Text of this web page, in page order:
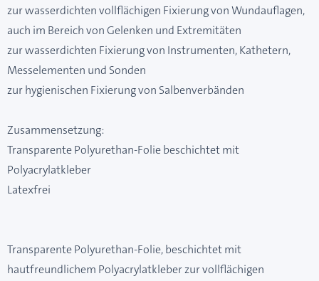
zur wasserdichten vollflächigen Fixierung von Wundauflagen,
auch im Bereich von Gelenken und Extremitäten
zur wasserdichten Fixierung von Instrumenten, Kathetern,
Messelementen und Sonden
zur hygienischen Fixierung von Salbenverbänden
Zusammensetzung:
Transparente Polyurethan-Folie beschichtet mit
Polyacrylatkleber
Latexfrei
Transparente Polyurethan-Folie, beschichtet mit
hautfreundlichem Polyacrylatkleber zur vollflächigen